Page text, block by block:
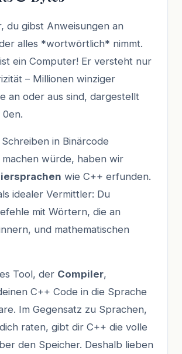
du gibst Anweisungen an
alles *wortwörtlich* nimmt.
ein Computer! Er versteht nur
– Millionen winziger
an oder aus sind, dargestellt
0en.
Schreiben in Binärcode
machen würde, haben wir
wie C++ erfunden.
idealer Vermittler: Du
mit Wörtern, die an
und mathematischen
Tool, der Compiler,
C++ Code in die Sprache
Im Gegensatz zu Sprachen,
raten, gibt dir C++ die volle
den Speicher. Deshalb lieben